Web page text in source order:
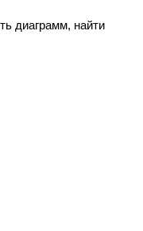
диаграмм, найти